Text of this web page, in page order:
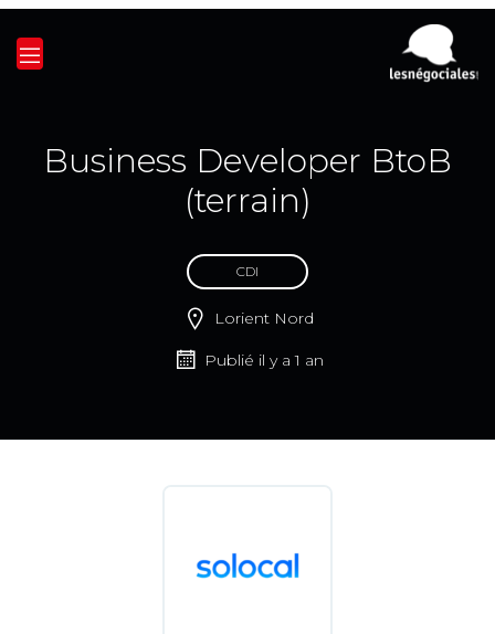
Business Developer BtoB
(terrain)
CDI
Lorient Nord
Publié il y a 1 an